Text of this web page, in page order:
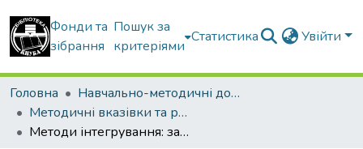
Фонди та
зібрання
Пошук за
критеріями
Статистика Увійти
Головна
Навчально-методичні документи
Методичні вказівки та рекомендації
Методи інтегрування: завдання для самостійної роботи з вищої математики